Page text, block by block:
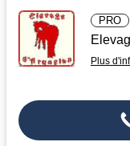
PRO
Plus